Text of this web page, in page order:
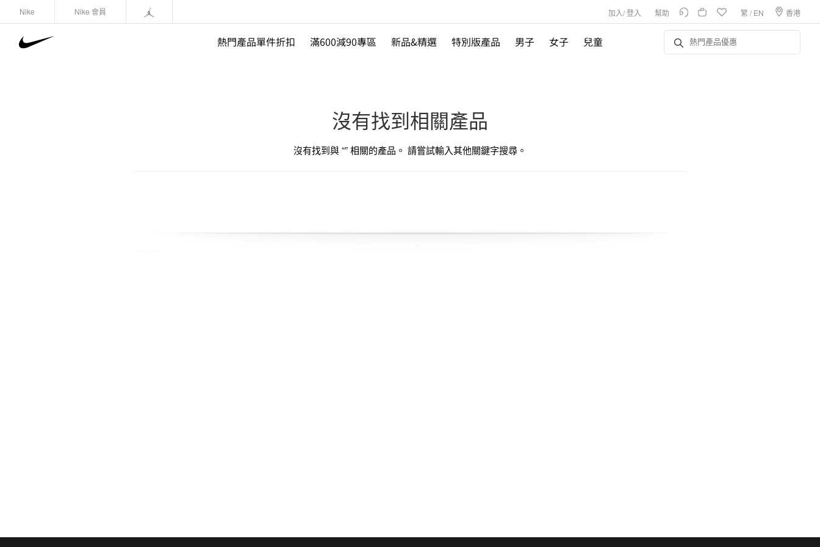
Nike Nike 會員 加入/登入 幫助 繁/ EN 香港
熱門產品單件折扣 滿600減90專區 新品&精選 特別版產品 男子 女子 兒童
沒有找到相關產品
沒有找到與 “” 相關的產品。 請嘗試輸入其他關鍵字搜尋。